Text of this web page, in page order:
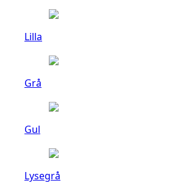
Lilla
Grå
Gul
Lysegrå